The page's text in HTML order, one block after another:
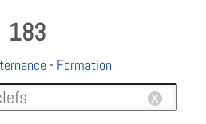
183
- Formation